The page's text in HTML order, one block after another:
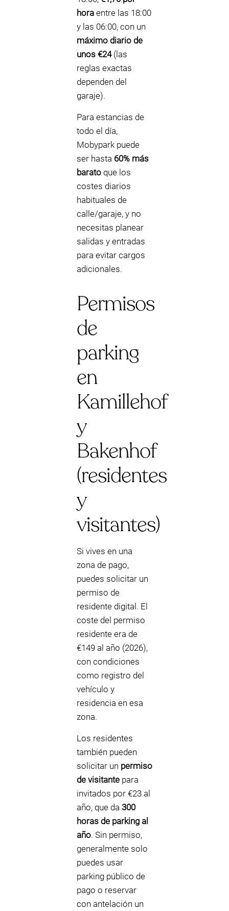
hora entre las 18:00
y las 06:00, con un
máximo diario de
unos €24(las
reglas exactas
dependen del
garaje).
Para estancias de
todo el día,
Mobypark puede
ser hasta 60% más
barato que los
costes diarios
habituales de
calle/garaje, y no
necesitas planear
salidas y entradas
para evitar cargos
adicionales.
Permisos
de
parking
en
Kamillehof
y
Bakenhof
(residentes
y
visitantes)
Si vives en una
zona de pago,
puedes solicitar un
permiso de
residente digital. El
coste del permiso
residente era de
€149 al año (2026),
con condiciones
como registro del
vehículo y
residencia en esa
zona.
Los residentes
también pueden
solicitar un permiso
de visitante para
invitados por €23 al
año, que da 300
horas de parking al
año. Sin permiso,
generalmente solo
puedes usar
parking público de
pago o reservar
con antelación un